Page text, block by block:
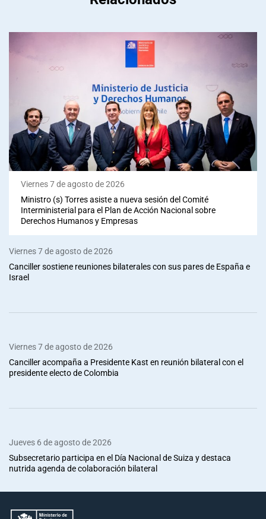
Viernes 7 de agosto de 2026
Ministro (s) Torres asiste a nueva sesión del Comité
Interministerial para el Plan de Acción Nacional sobre
Derechos Humanos y Empresas
Viernes 7 de agosto de 2026
Canciller sostiene reuniones bilaterales con sus pares de España e
Israel
Viernes 7 de agosto de 2026
Canciller acompaña a Presidente Kast en reunión bilateral con el
presidente electo de Colombia
Jueves 6 de agosto de 2026
Subsecretario participa en el Día Nacional de Suiza y destaca
nutrida agenda de colaboración bilateral